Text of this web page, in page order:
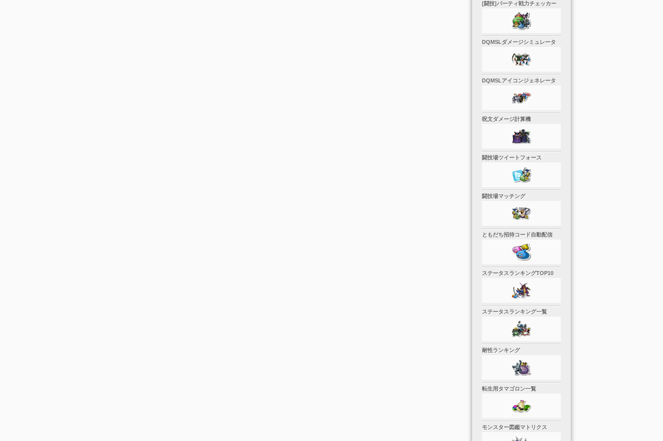
[闘技]パーティ戦力チェッカー
DQMSLダメージシミュレータ
DQMSLアイコンジェネレータ
呪文ダメージ計算機
闘技場ツイートフォース
闘技場マッチング
ともだち招待コード自動配信
ステータスランキングTOP10
ステータスランキング一覧
耐性ランキング
転生用タマゴロン一覧
モンスター図鑑マトリクス